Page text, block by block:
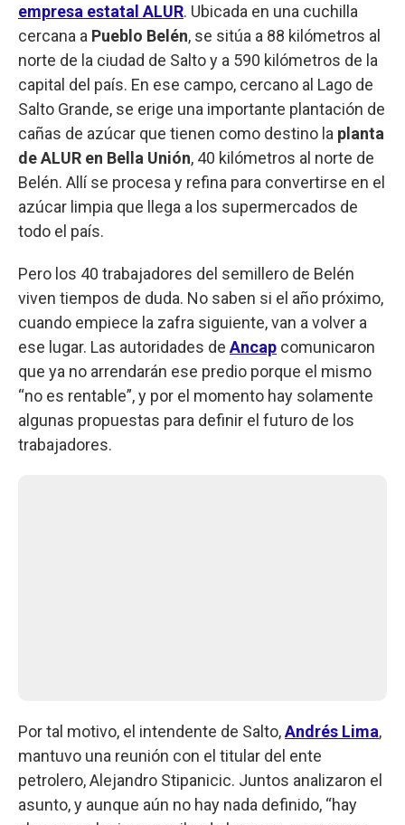
empresa estatal ALUR. Ubicada en una cuchilla
cercana a Pueblo Belén, se sitúa a 88 kilómetros al
norte de la ciudad de Salto y a 590 kilómetros de la
capital del país. En ese campo, cercano al Lago de
Salto Grande, se erige una importante plantación de
cañas de azúcar que tienen como destino la planta
de ALUR en Bella Unión, 40 kilómetros al norte de
Belén. Allí se procesa y refina para convertirse en el
azúcar limpia que llega a los supermercados de
todo el país.
Pero los 40 trabajadores del semillero de Belén
viven tiempos de duda. No saben si el año próximo,
cuando empiece la zafra siguiente, van a volver a
ese lugar. Las autoridades de Ancap comunicaron
que ya no arrendarán ese predio porque el mismo
“no es rentable”, y por el momento hay solamente
algunas propuestas para definir el futuro de los
trabajadores.
Por tal motivo, el intendente de Salto,Andrés Lima,
mantuvo una reunión con el titular del ente
petrolero, Alejandro Stipanicic. Juntos analizaron el
asunto, y aunque aún no hay nada definido, “hay